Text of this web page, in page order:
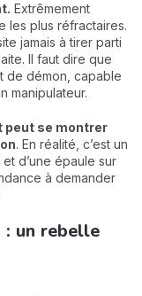
Extrêmement
les plus réfractaires.
jamais à tirer parti
Il faut dire que
de démon, capable
manipulateur.
peut se montrer
. En réalité, c’est un
d’une épaule sur
à demander
: un rebelle